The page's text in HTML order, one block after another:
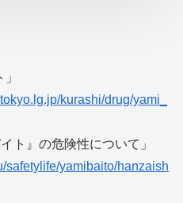
kurashi/drug/yami_
ト』の危険性について」
safetylife/yamibaito/hanzaish